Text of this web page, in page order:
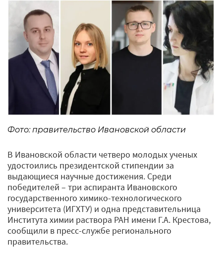
Фото: правительство Ивановской области
В Ивановской области четверо молодых ученых
удостоились президентской стипендии за
выдающиеся научные достижения. Среди
победителей – три аспиранта Ивановского
государственного химико-технологического
университета (ИГХТУ) и одна представительница
Института химии раствора РАН имени Г.А. Крестова,
сообщили в пресс-службе регионального
правительства.